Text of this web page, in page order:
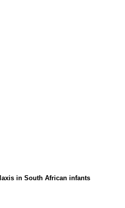
in South African infants